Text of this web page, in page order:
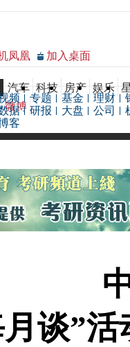
凤凰
加入桌面
汽车 科技 房产 娱乐
微博
频 专题 基金 理财
据 研报 大盘 公司
客
谈”活